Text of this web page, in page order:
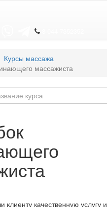
Курсы массажа
массажиста
клиенту качественную услугу и